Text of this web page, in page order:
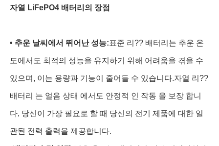
자열 LiFePO4 배터리의 장점
• 추운 날씨에서 뛰어난 성능:표준 리?? 배터리는 추운 온
도에서도 최적의 성능을 유지하기 위해 어려움을 겪을 수
있으며, 이는 용량과 기능이 줄어들 수 있습니다.자열 리??
배터리 는 얼음 상태 에서도 안정적 인 작동 을 보장 합니
다, 당신이 가장 필요로 할 때 당신의 전기 제품에 대한 일
관된 전력 출력을 제공합니다.